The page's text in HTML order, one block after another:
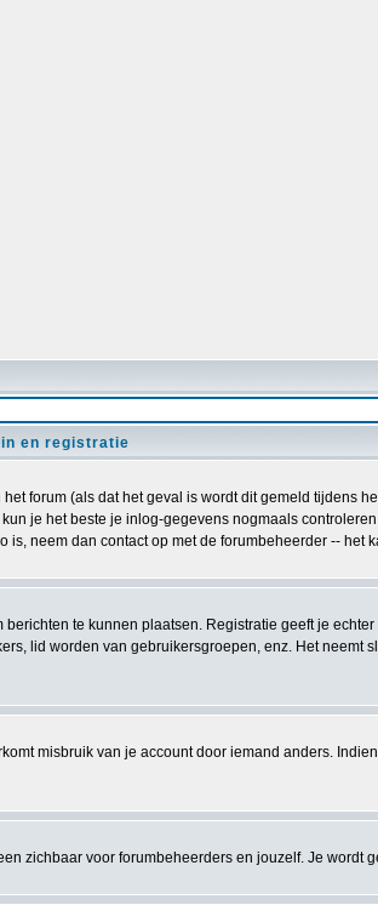
en registratie
forum (als dat het geval is wordt dit gemeld tijdens
je het beste je inlog-gegevens nogmaals
neem dan contact op met de forumbeheerder -- het
te kunnen plaatsen. Registratie geeft je
lid worden van gebruikersgroepen, enz. Het neemt
misbruik van je account door iemand anders.
zichbaar voor forumbeheerders en jouzelf. Je wordt